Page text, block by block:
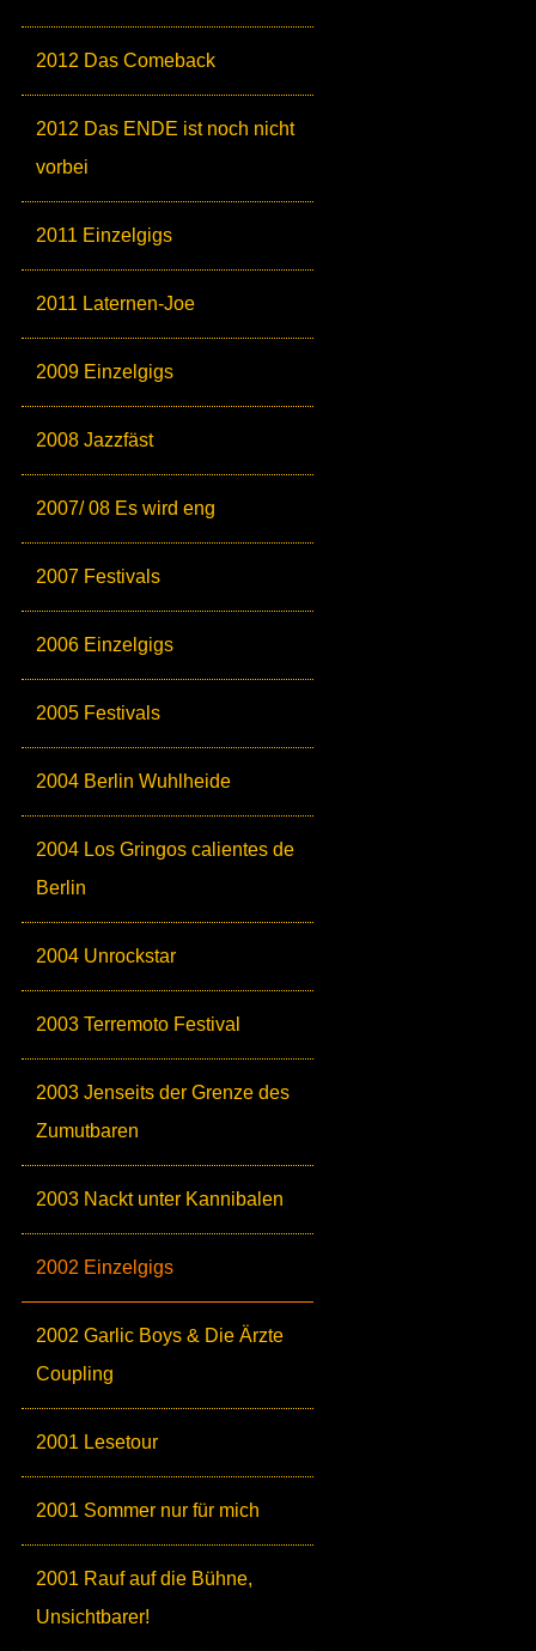
2012 Das Comeback
2012 Das ENDE ist noch nicht
vorbei
2011 Einzelgigs
2011 Laternen-Joe
2009 Einzelgigs
2008 Jazzfäst
2007/ 08 Es wird eng
2007 Festivals
2006 Einzelgigs
2005 Festivals
2004 Berlin Wuhlheide
2004 Los Gringos calientes de
Berlin
2004 Unrockstar
2003 Terremoto Festival
2003 Jenseits der Grenze des
Zumutbaren
2003 Nackt unter Kannibalen
2002 Einzelgigs
2002 Garlic Boys & Die Ärzte
Coupling
2001 Lesetour
2001 Sommer nur für mich
2001 Rauf auf die Bühne,
Unsichtbarer!